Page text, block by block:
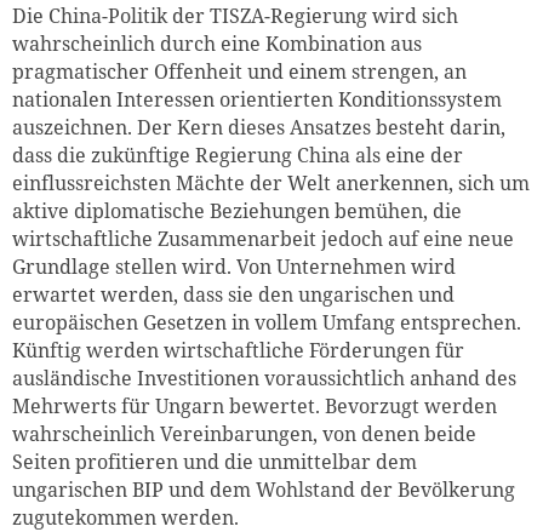
Die China-Politik der TISZA-Regierung wird sich
wahrscheinlich durch eine Kombination aus
pragmatischer Offenheit und einem strengen, an
nationalen Interessen orientierten Konditionssystem
auszeichnen. Der Kern dieses Ansatzes besteht darin,
dass die zukünftige Regierung China als eine der
einflussreichsten Mächte der Welt anerkennen, sich um
aktive diplomatische Beziehungen bemühen, die
wirtschaftliche Zusammenarbeit jedoch auf eine neue
Grundlage stellen wird. Von Unternehmen wird
erwartet werden, dass sie den ungarischen und
europäischen Gesetzen in vollem Umfang entsprechen.
Künftig werden wirtschaftliche Förderungen für
ausländische Investitionen voraussichtlich anhand des
Mehrwerts für Ungarn bewertet. Bevorzugt werden
wahrscheinlich Vereinbarungen, von denen beide
Seiten profitieren und die unmittelbar dem
ungarischen BIP und dem Wohlstand der Bevölkerung
zugutekommen werden.